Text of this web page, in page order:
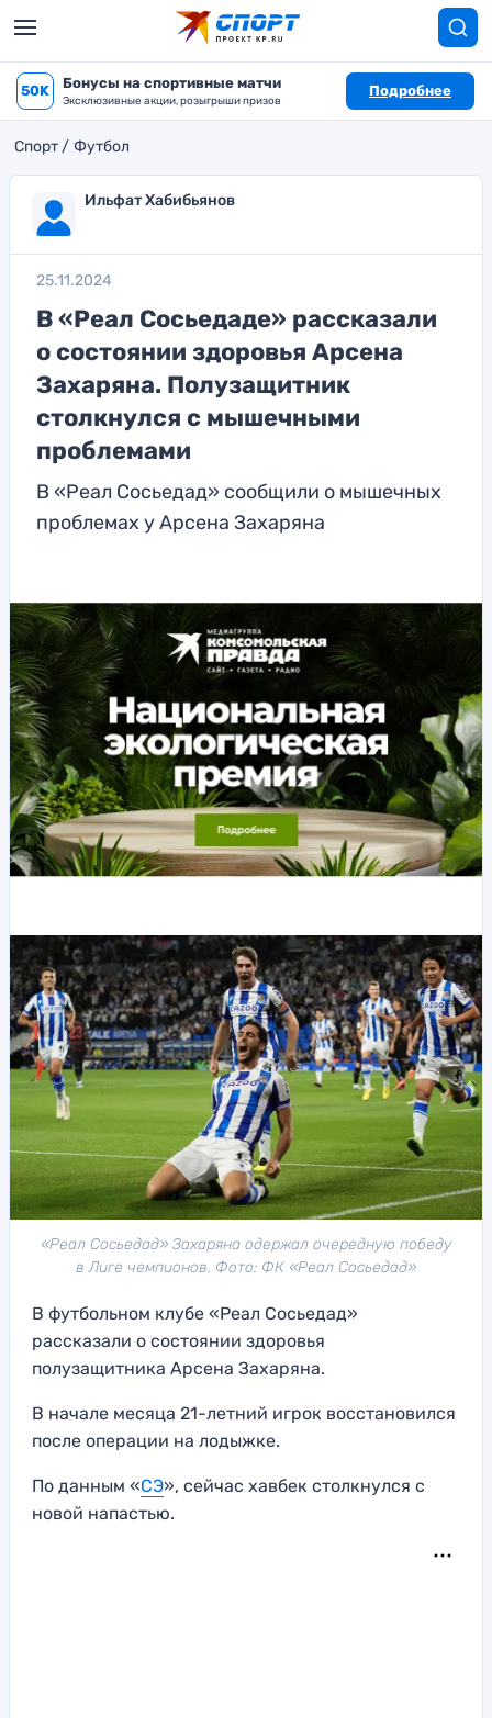
50K Бонусы на спортивные матчи
Эксклюзивные акции, розыгрыши призов
Подробнее
Спорт Футбол
Ильфат Хабибьянов
25.11.2024
В «Реал Сосьедаде» рассказали
о состоянии здоровья Арсена
Захаряна. Полузащитник
столкнулся с мышечными
проблемами
В «Реал Сосьедад» сообщили о мышечных
проблемах у Арсена Захаряна
«Реал Сосьедад» Захаряна одержал очередную победу
в Лиге чемпионов. Фото: ФК «Реал Сосьедад»
В футбольном клубе «Реал Сосьедад»
рассказали о состоянии здоровья
полузащитника Арсена Захаряна.
В начале месяца 21-летний игрок восстановился
после операции на лодыжке.
По данным «СЭ», сейчас хавбек столкнулся с
новой напастью.